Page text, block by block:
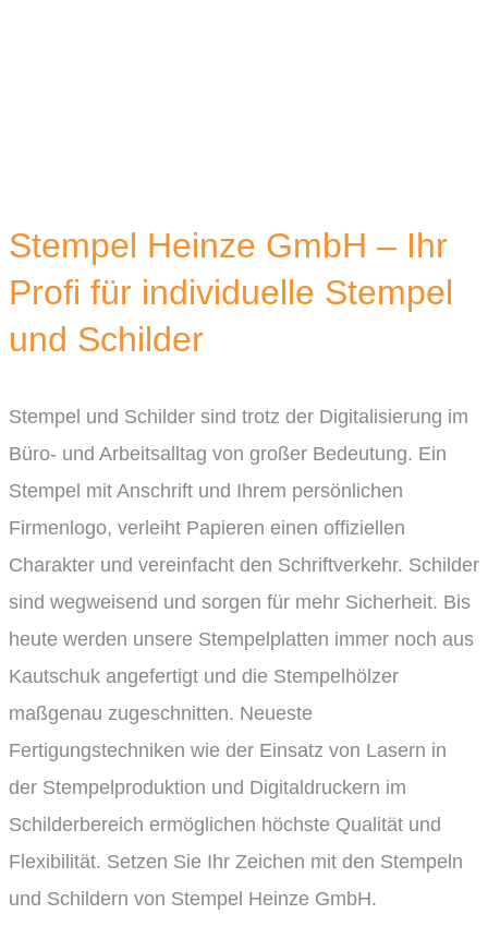
Stempel Heinze GmbH – Ihr
Profi für individuelle Stempel
und Schilder
Stempel und Schilder sind trotz der Digitalisierung im
Büro- und Arbeitsalltag von großer Bedeutung. Ein
Stempel mit Anschrift und Ihrem persönlichen
Firmenlogo, verleiht Papieren einen offiziellen
Charakter und vereinfacht den Schriftverkehr. Schilder
sind wegweisend und sorgen für mehr Sicherheit. Bis
heute werden unsere Stempelplatten immer noch aus
Kautschuk angefertigt und die Stempelhölzer
maßgenau zugeschnitten. Neueste
Fertigungstechniken wie der Einsatz von Lasern in
der Stempelproduktion und Digitaldruckern im
Schilderbereich ermöglichen höchste Qualität und
Flexibilität. Setzen Sie Ihr Zeichen mit den Stempeln
und Schildern von Stempel Heinze GmbH.